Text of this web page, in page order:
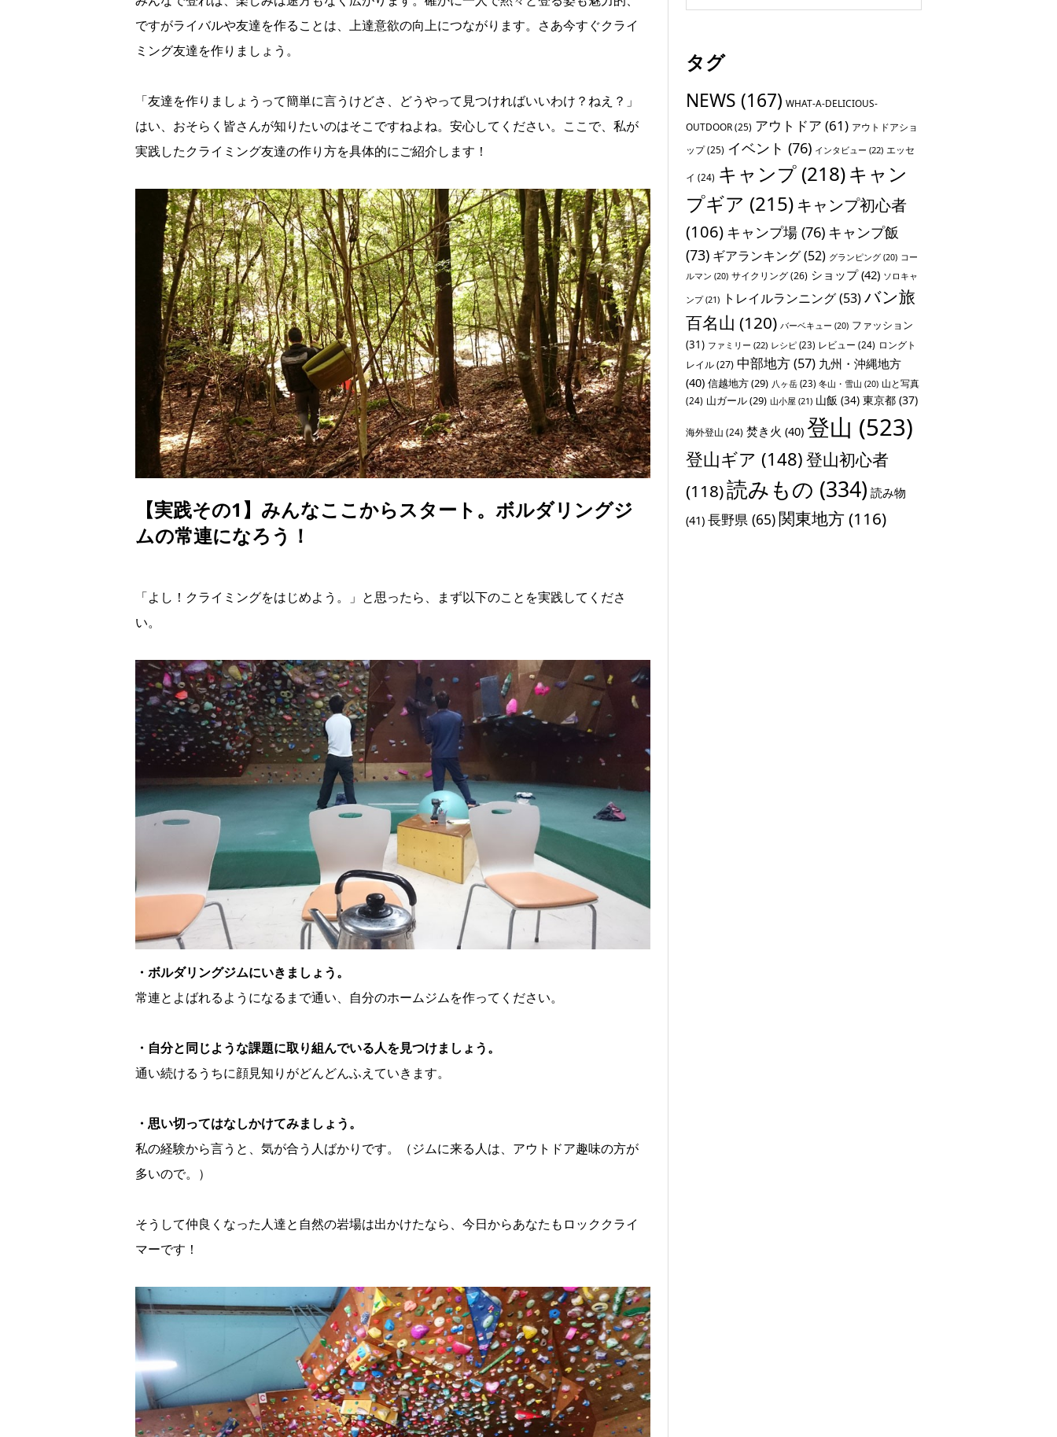
ですがライバルや友達を作ることは、上達意欲の向上につながります。さあ今すぐクライ
ミング友達を作りましょう。
「友達を作りましょうって簡単に言うけどさ、どうやって見つければいいわけ？ねえ？」
はい、おそらく皆さんが知りたいのはそこですねよね。安心してください。ここで、私が
実践したクライミング友達の作り方を具体的にご紹介します！
【実践その1】みんなここからスタート。ボルダリングジ
ムの常連になろう！
「よし！クライミングをはじめよう。」と思ったら、まず以下のことを実践してくださ
い。
・ボルダリングジムにいきましょう。
常連とよばれるようになるまで通い、自分のホームジムを作ってください。
・自分と同じような課題に取り組んでいる人を見つけましょう。
通い続けるうちに顔見知りがどんどんふえていきます。
・思い切ってはなしかけてみましょう。
私の経験から言うと、気が合う人ばかりです。（ジムに来る人は、アウトドア趣味の方が
多いので。）
そうして仲良くなった人達と自然の岩場は出かけたなら、今日からあなたもロッククライ
マーです！
タグ
NEWS (167) WHAT-A-DELICIOUS-
OUTDOOR(25) アウトドア (61) アウトドアショ
ップ(25) イベント (76) インタビュー (22) エッセ
イ (24) キャンプ (218)キャン
プギア (215) キャンプ初心者
(106) キャンプ場 (76) キャンプ飯
(73) ギアランキング(52) グランピング (20) コー
ルマン (20) サイクリング(26) ショップ(42) ソロキャ
ンプ(21) トレイルランニング(53)バン旅
百名山 (120) バーベキュー (20) ファッション
(31) ファミリー (22) レシピ (23) レビュー (24) ロングト
レイル(27) 中部地方(57) 九州・沖縄地方
(40) 信越地方(29) 八ヶ岳 (23) 冬山・雪山 (20) 山と写真
(24) 山ガール(29) 山小屋 (21) 山飯 (34) 東京都 (37)
海外登山 (24) 焚き火 (40) 登山 (523)
登山ギア (148)登山初心者
(118)読みもの (334) 読み物
(41) 長野県 (65)関東地方(116)